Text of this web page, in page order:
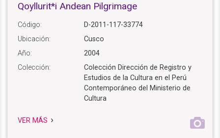
Qoyllurit*i Andean Pilgrimage
Código:
D-2011-117-33774
Ubicación:
Cusco
Año:
2004
Colección:
Colección Dirección de Registro y
Estudios de la Cultura en el Perú
Contemporáneo del Ministerio de
Cultura
VER MÁS